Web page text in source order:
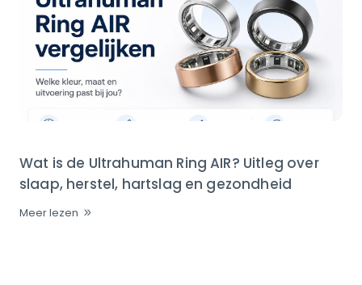
Wat is de Ultrahuman Ring AIR? Uitleg over
slaap, herstel, hartslag en gezondheid
Meer lezen